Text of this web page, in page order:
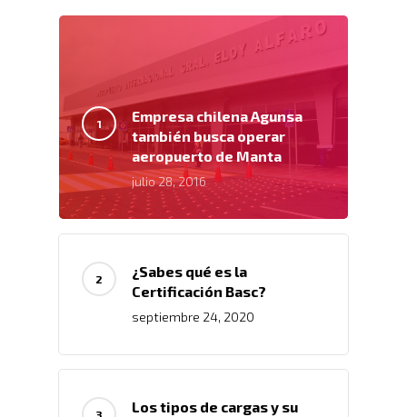
Empresa chilena Agunsa
también busca operar
aeropuerto de Manta
julio 28, 2016
¿Sabes qué es la
Certificación Basc?
septiembre 24, 2020
Los tipos de cargas y su
Servicio Aduanal
Logística Automotriz
Políticas De Seguridad
Proveedores
Facturación
Webmail
Plataforma RRHH
Nosotros
Blog